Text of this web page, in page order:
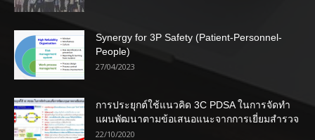
Synergy for 3P Safety (Patient-Personnel-
People)
27/04/2023
การประยุกต์ใช้แนวคิด 3C PDSA ในการจัดทำ
แผนพัฒนาตามข้อเสนอแนะจากการเยี่ยมสำรวจ
22/10/2020